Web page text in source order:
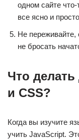
одном сайте что-
все ясно и
Не переживайте,
не бросать
Что
и CSS?
Когда вы изучите
учить JavaScript.